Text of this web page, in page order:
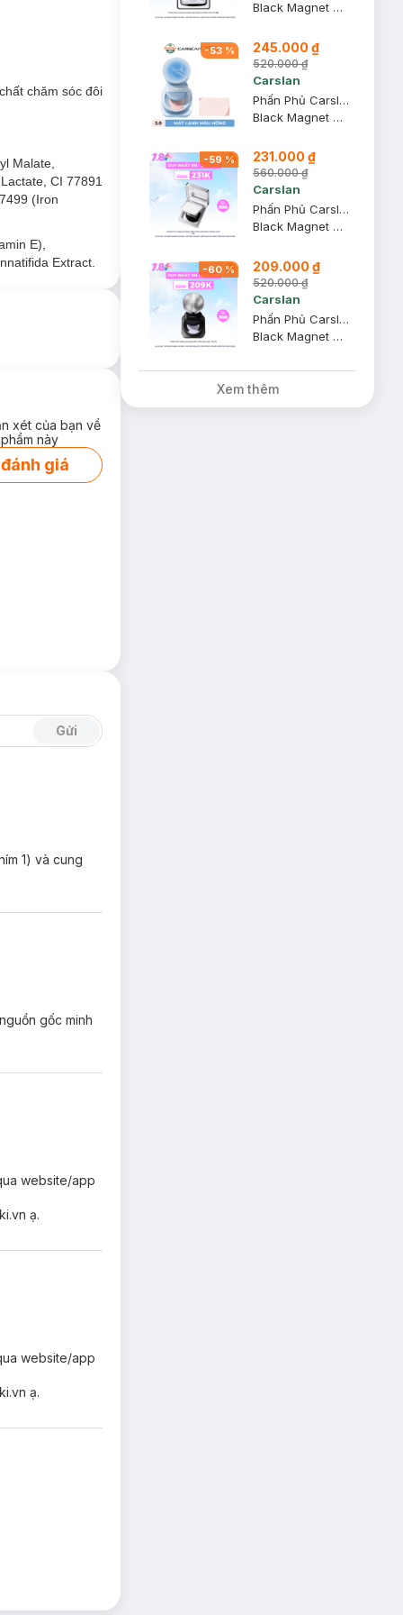
chăm sóc đôi
Malate,
CI 77891
(Iron
E),
Extract.
xét của bạn về
này
giá
Gửi
1) và cung
gốc minh
website/app
ạ.
website/app
ạ.
Black Magnet Soft Focus Powder 2.0 - 01 Light Purple
-53 % 245.000 ₫
520.000 ₫
Carslan
Phấn Phủ Carslan Dạng Bột Mát Lạnh Màu Hồng 8g
Black Magnet Soft Focus Make-Up Powder 05 - 2.0 #Pink
-59 % 231.000 ₫
560.000 ₫
Carslan
Phấn Phủ Carslan Dạng Nén Nhạy Cảm Màu Trong Suốt 8g
Black Magnet Soft Focus Powder 2.0
-60% 209.000 ₫
520.000 ₫
Carslan
Phấn Phủ Carslan Dạng Bột Kiềm Dầu Màu Tím 8g
Black Magnet Soft Focus Make-Up Powder 2.0 #Purple
Xem thêm